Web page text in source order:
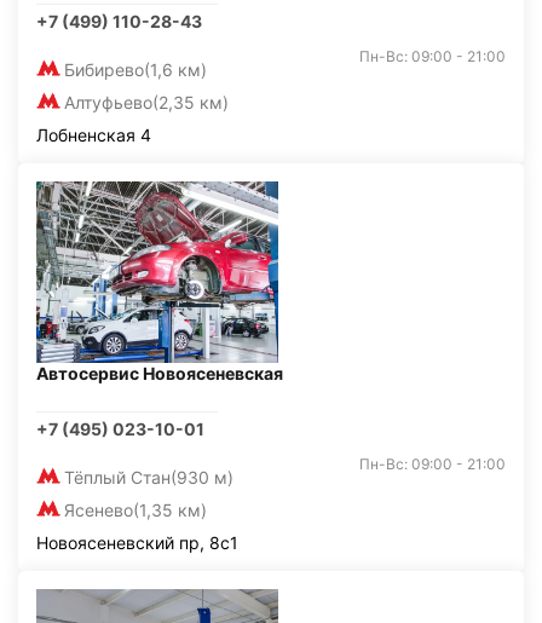
+7 (499) 110-28-43
Бибирево(1,6 км)
Алтуфьево(2,35 км)
Пн-Вс: 09:00 - 21:00
Лобненская 4
Автосервис Новоясеневская
+7 (495) 023-10-01
Тёплый Стан(930 м)
Ясенево(1,35 км)
Пн-Вс: 09:00 - 21:00
Новоясеневский пр, 8с1